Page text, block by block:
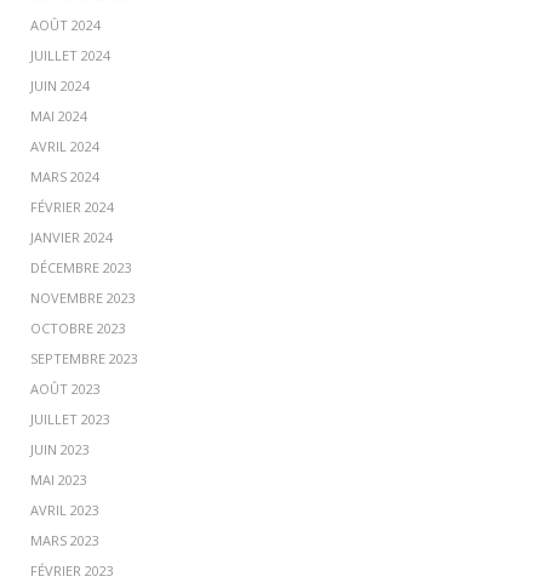
AOÛT 2024
JUILLET 2024
JUIN 2024
MAI 2024
AVRIL 2024
MARS 2024
FÉVRIER 2024
JANVIER 2024
DÉCEMBRE 2023
NOVEMBRE 2023
OCTOBRE 2023
SEPTEMBRE 2023
AOÛT 2023
JUILLET 2023
JUIN 2023
MAI 2023
AVRIL 2023
MARS 2023
FÉVRIER 2023